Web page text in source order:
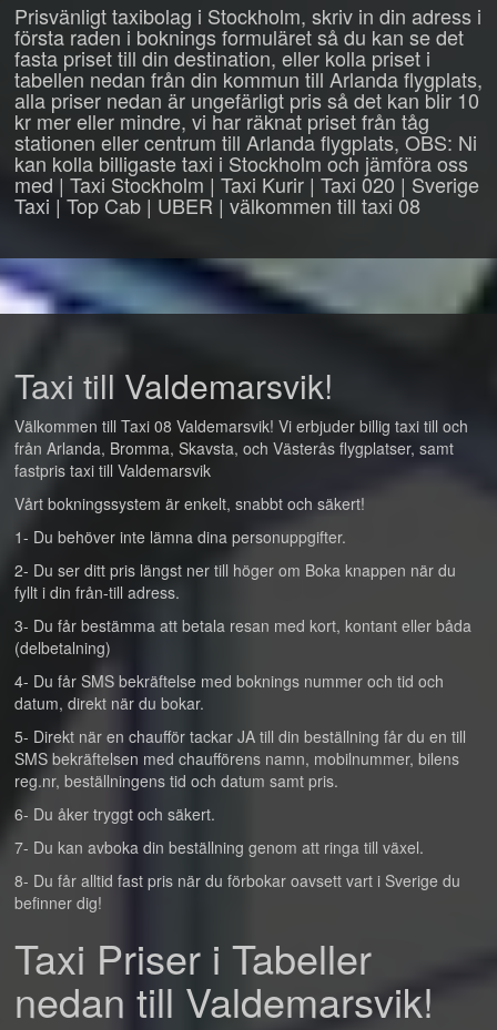
Prisvänligt taxibolag i Stockholm, skriv in din adress i
första raden i boknings formuläret så du kan se det
fasta priset till din destination, eller kolla priset i
tabellen nedan från din kommun till Arlanda flygplats,
alla priser nedan är ungefärligt pris så det kan blir 10
kr mer eller mindre, vi har räknat priset från tåg
stationen eller centrum till Arlanda flygplats, OBS: Ni
kan kolla billigaste taxi i Stockholm och jämföra oss
med | Taxi Stockholm | Taxi Kurir | Taxi 020 | Sverige
Taxi | Top Cab | UBER | välkommen till taxi 08
Taxi till Valdemarsvik!
Välkommen till Taxi 08 Valdemarsvik! Vi erbjuder billig taxi till och
från Arlanda, Bromma, Skavsta, och Västerås flygplatser, samt
fastpris taxi till Valdemarsvik
Vårt bokningssystem är enkelt, snabbt och säkert!
1- Du behöver inte lämna dina personuppgifter.
2- Du ser ditt pris längst ner till höger om Boka knappen när du
fyllt i din från-till adress.
3- Du får bestämma att betala resan med kort, kontant eller båda
(delbetalning)
4- Du får SMS bekräftelse med boknings nummer och tid och
datum, direkt när du bokar.
5- Direkt när en chaufför tackar JA till din beställning får du en till
SMS bekräftelsen med chaufförens namn, mobilnummer, bilens
reg.nr, beställningens tid och datum samt pris.
6- Du åker tryggt och säkert.
7- Du kan avboka din beställning genom att ringa till växel.
8- Du får alltid fast pris när du förbokar oavsett vart i Sverige du
befinner dig!
Taxi Priser i Tabeller
nedan till Valdemarsvik!